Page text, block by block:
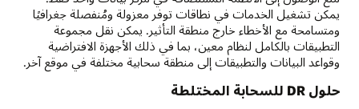
يمكن تشغيل الخدمات في نطاقات توفر معزولة ومُنفصلة جغرافيًا
ومتسامحة مع الأخطاء خارج منطقة التأثير. يمكن نقل مجموعة
التطبيقات بالكامل لنظام معين، بما في ذلك الأجهزة الافتراضية
وقواعد البيانات والتطبيقات إلى منطقة سحابية مختلفة في موقع آخر.
حلول DR للسحابة المختلطة